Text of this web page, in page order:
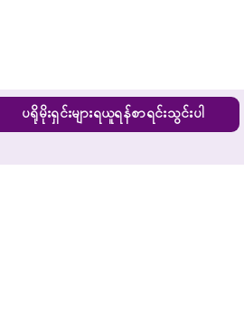
ပရိုမိုးရှင်းများရယူရန်စာရင်းသွင်းပါ